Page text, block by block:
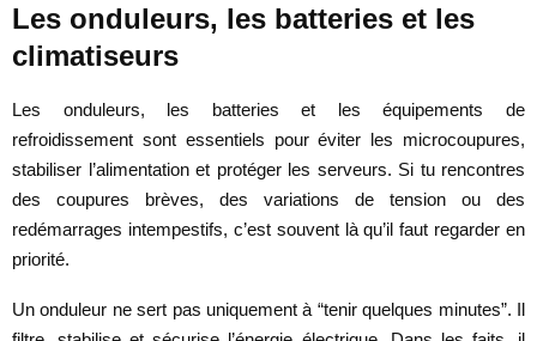
Les onduleurs, les batteries et les
climatiseurs
Les onduleurs, les batteries et les équipements de
refroidissement sont essentiels pour éviter les microcoupures,
stabiliser l’alimentation et protéger les serveurs. Si tu rencontres
des coupures brèves, des variations de tension ou des
redémarrages intempestifs, c’est souvent là qu’il faut regarder en
priorité.
Un onduleur ne sert pas uniquement à “tenir quelques minutes”. Il